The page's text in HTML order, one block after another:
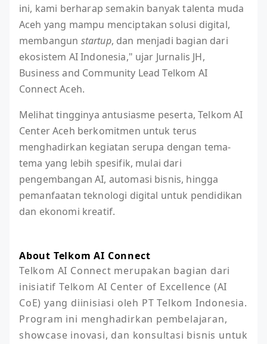
ini, kami berharap semakin banyak talenta muda
Aceh yang mampu menciptakan solusi digital,
membangun startup, dan menjadi bagian dari
ekosistem AI Indonesia," ujar Jurnalis JH,
Business and Community Lead Telkom AI
Connect Aceh.
Melihat tingginya antusiasme peserta, Telkom AI
Center Aceh berkomitmen untuk terus
menghadirkan kegiatan serupa dengan tema-
tema yang lebih spesifik, mulai dari
pengembangan AI, automasi bisnis, hingga
pemanfaatan teknologi digital untuk pendidikan
dan ekonomi kreatif.
About Telkom AI Connect
Telkom AI Connect merupakan bagian dari
inisiatif Telkom AI Center of Excellence (AI
CoE) yang diinisiasi oleh PT Telkom Indonesia.
Program ini menghadirkan pembelajaran,
showcase inovasi, dan konsultasi bisnis untuk